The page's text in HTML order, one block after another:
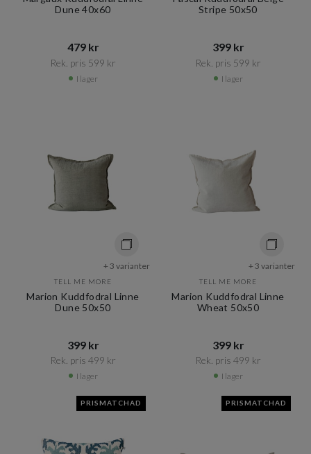
Dune 40x60
479 kr​​
Rek. pris 599 kr​​
I lager
Stripe 50x50
399 kr​​
Rek. pris 599 kr​​
I lager
+ 3 varianter
TELL ME MORE
Marion Kuddfodral Linne
Dune 50x50
399 kr​​
Rek. pris 499 kr​​
I lager
+ 3 varianter
TELL ME MORE
Marion Kuddfodral Linne
Wheat 50x50
399 kr​​
Rek. pris 499 kr​​
I lager
PRISMATCHAD PRISMATCHAD